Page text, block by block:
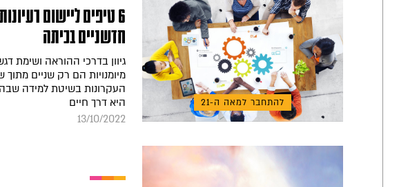
להתחבר למאה ה-21
6 טיפים ליישום רעיונות
חדשניים בכיתה
גיוון בדרכי ההוראה ושימת
מיומנויות הם רק שניים
העקרונות בשיטת למידה
היא דרך חיים
13/10/2022